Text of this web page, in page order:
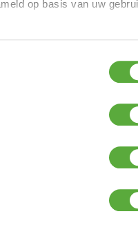
op basis van uw
Shops
fijn in pot 540 gram